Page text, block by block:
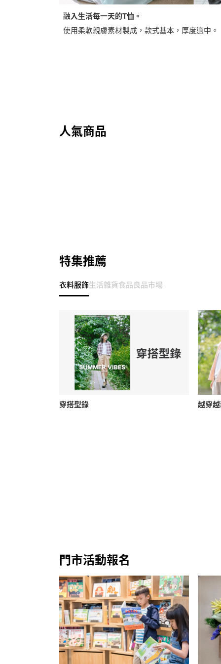
融入生活每一天的T恤。
使用柔軟親膚素材製成，款式基本，厚度適中。
人氣商品
特集推薦
衣料服飾生活雜貨食品良品市場
穿搭型錄 越穿
門市活動報名